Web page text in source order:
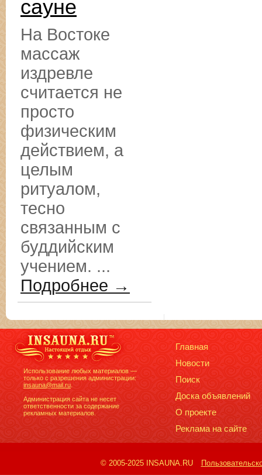
сауне
На Востоке
массаж
издревле
считается не
просто
физическим
действием, а
целым
ритуалом,
тесно
связанным с
буддийским
учением. ...
Подробнее →
Использование любых материалов —
только с разрешения администрации:
insauna@mail.ru
Администрация сайта не несет
ответственности за содержание
рекламных материалов.
Главная
Новости
Поиск
Доска объявлений
О проекте
Реклама на сайте
© 2005-2025 INSAUNA.RU